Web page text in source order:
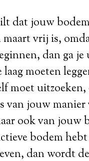
dat jouw
vrij is,
dan ga je
laag moeten
moet
van jouw manier
ook van jouw
bodem
dan wordt